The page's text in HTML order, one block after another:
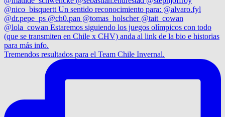
Tremendos resultados para el Team Chile Invernal.